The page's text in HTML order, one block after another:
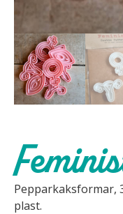
Pepparkaksformar,
plast.